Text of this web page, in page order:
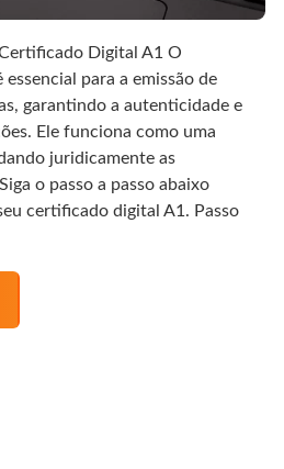
Digital A1 O
para a emissão de
garantindo a autenticidade e
Ele funciona como uma
juridicamente as
o passo a passo abaixo
certificado digital A1. Passo